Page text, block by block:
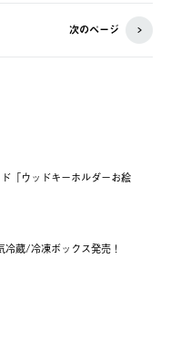
次のページ
「ウッドキーホルダーお絵
蔵/冷凍ボックス発売！